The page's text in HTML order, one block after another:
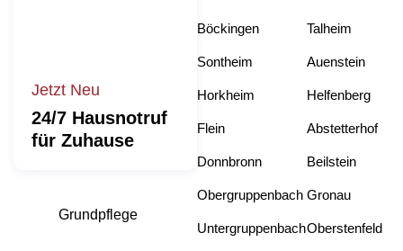
Jetzt Neu
24/7 Hausnotruf
für Zuhause
Grundpflege
Böckingen
Sontheim
Horkheim
Flein
Donnbronn
Obergruppenbach
Untergruppenbach
Talheim
Auenstein
Helfenberg
Abstetterhof
Beilstein
Gronau
Oberstenfeld